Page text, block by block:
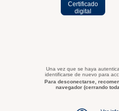
Certificado
digital
Una vez que se haya
identificarse de nuevo para
Para desconectarse,
navegador (cerrando